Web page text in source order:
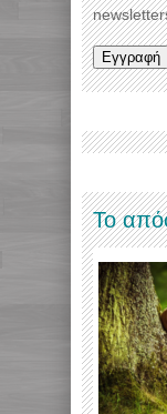
Το